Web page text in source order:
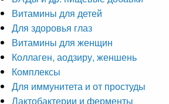
Витамины для детей
Для здоровья глаз
Витамины для женщин
Коллаген, аодзиру, женшень
Комплексы
Для иммунитета и от простуды
Лактобактерии и ферменты